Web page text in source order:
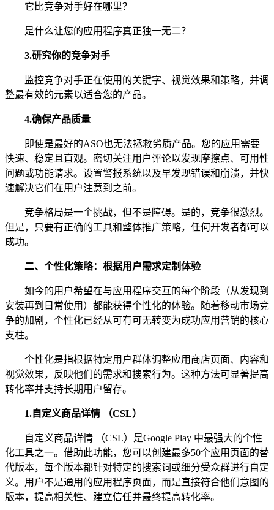
它比竞争对手好在哪里？
是什么让您的应用程序真正独一无二？
3.研究你的竞争对手
监控竞争对手正在使用的关键字、视觉效果和策略，并调
整最有效的元素以适合您的产品。
4.确保产品质量
即使是最好的ASO也无法拯救劣质产品。您的应用需要
快速、稳定且直观。密切关注用户评论以发现摩擦点、可用性
问题或功能请求。设置警报系统以及早发现错误和崩溃，并快
速解决它们在用户注意到之前。
竞争格局是一个挑战，但不是障碍。是的，竞争很激烈。
但是，只要有正确的工具和整体推广策略，任何开发者都可以
成功。
二、 个性化策略：根据用户需求定制体验
如今的用户希望在与应用程序交互的每个阶段（从发现到
安装再到日常使用）都能获得个性化的体验。随着移动市场竞
争的加剧，个性化已经从可有可无转变为成功应用营销的核心
支柱。
个性化是指根据特定用户群体调整应用商店页面、内容和
视觉效果，反映他们的需求和搜索行为。这种方法可显著提高
转化率并支持长期用户留存。
1.自定义商品详情 （CSL）
自定义商品详情 （CSL）是Google Play 中最强大的个性
化工具之一。借助此功能，您可以创建最多50个应用页面的替
代版本，每个版本都针对特定的搜索词或细分受众群进行自定
义。用户不是通用的应用程序页面，而是直接符合他们意图的
版本，提高相关性、建立信任并最终提高转化率。